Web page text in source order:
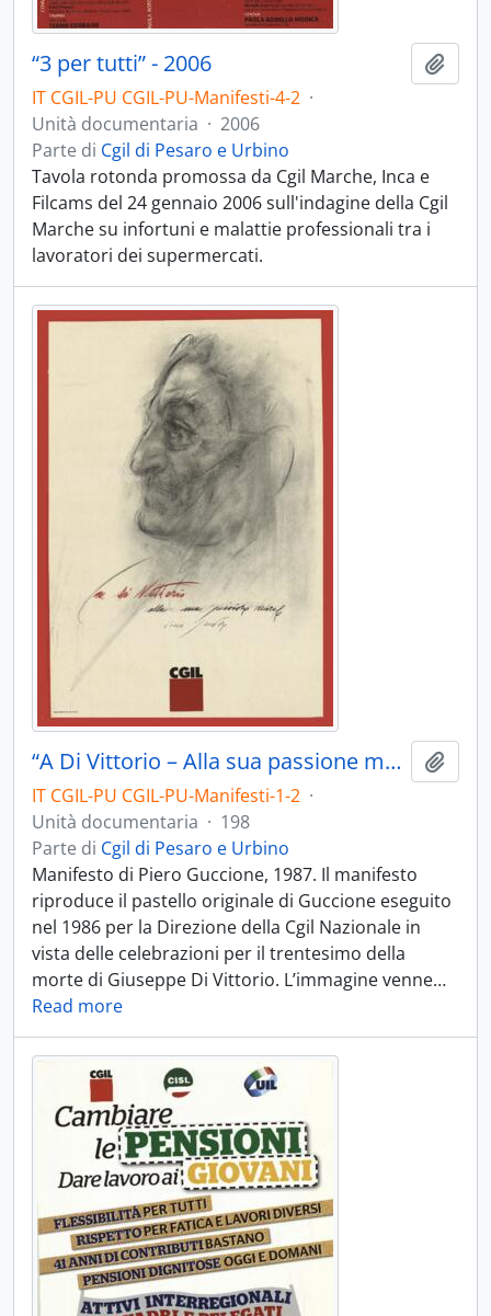
“3 per tutti” - 2006
IT CGIL-PU CGIL-PU-Manifesti-4-2 ·
Unità documentaria · 2006
Parte di Cgil di Pesaro e Urbino
Tavola rotonda promossa da Cgil Marche, Inca e
Filcams del 24 gennaio 2006 sull'indagine della Cgil
Marche su infortuni e malattie professionali tra i
lavoratori dei supermercati.
“A Di Vittorio – Alla sua passione morale” - 1987
IT CGIL-PU CGIL-PU-Manifesti-1-2 ·
Unità documentaria · 198
Parte di Cgil di Pesaro e Urbino
Manifesto di Piero Guccione, 1987. Il manifesto
riproduce il pastello originale di Guccione eseguito
nel 1986 per la Direzione della Cgil Nazionale in
vista delle celebrazioni per il trentesimo della
morte di Giuseppe Di Vittorio. L’immagine venne…
Read more